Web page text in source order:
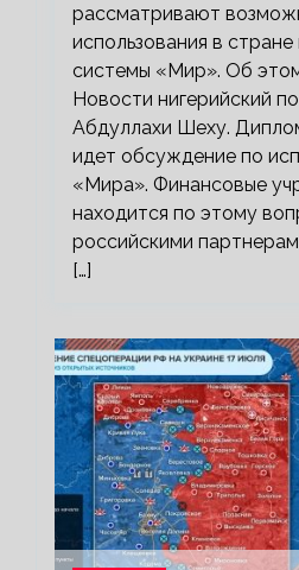
рассматривают
использования в
системы «Мир». Об
Новости нигерийский
Абдуллахи Шеху.
идет обсуждение по
«Мира». Финансовые
находится по этому
российскими
[…]